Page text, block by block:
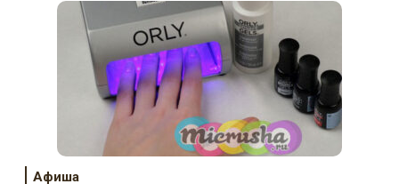
Афиша